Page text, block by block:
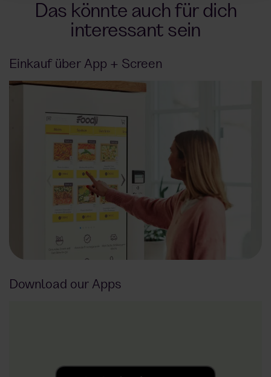
Das könnte auch für dich
interessant sein
Einkauf über App + Screen
Download our Apps